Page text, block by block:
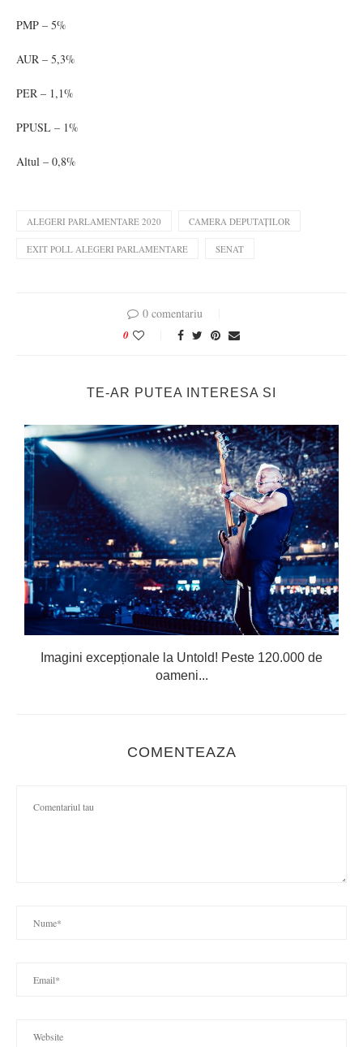
PMP – 5%
AUR – 5,3%
PER – 1,1%
PPUSL – 1%
Altul – 0,8%
ALEGERI PARLAMENTARE 2020 CAMERA DEPUTAȚILOR
EXIT POLL ALEGERI PARLAMENTARE SENAT
0 comentariu
0
TE-AR PUTEA INTERESA SI
Imagini excepționale la Untold! Peste 120.000 de
oameni...
COMENTEAZA